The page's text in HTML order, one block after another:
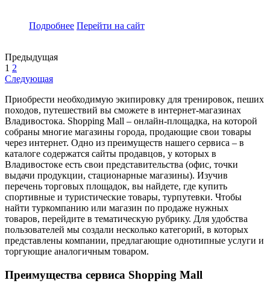
Подробнее Перейти на сайт
Предыдущая
1 2
Следующая
Приобрести необходимую экипировку для тренировок, пеших
походов, путешествий вы сможете в интернет-магазинах
Владивостока. Shopping Mall – онлайн-площадка, на которой
собраны многие магазины города, продающие свои товары
через интернет. Одно из преимуществ нашего сервиса – в
каталоге содержатся сайты продавцов, у которых в
Владивостоке есть свои представительства (офис, точки
выдачи продукции, стационарные магазины). Изучив
перечень торговых площадок, вы найдете, где купить
спортивные и туристические товары, турпутевки. Чтобы
найти туркомпанию или магазин по продаже нужных
товаров, перейдите в тематическую рубрику. Для удобства
пользователей мы создали несколько категорий, в которых
представлены компании, предлагающие однотипные услуги и
торгующие аналогичным товаром.
Преимущества сервиса Shopping Mall